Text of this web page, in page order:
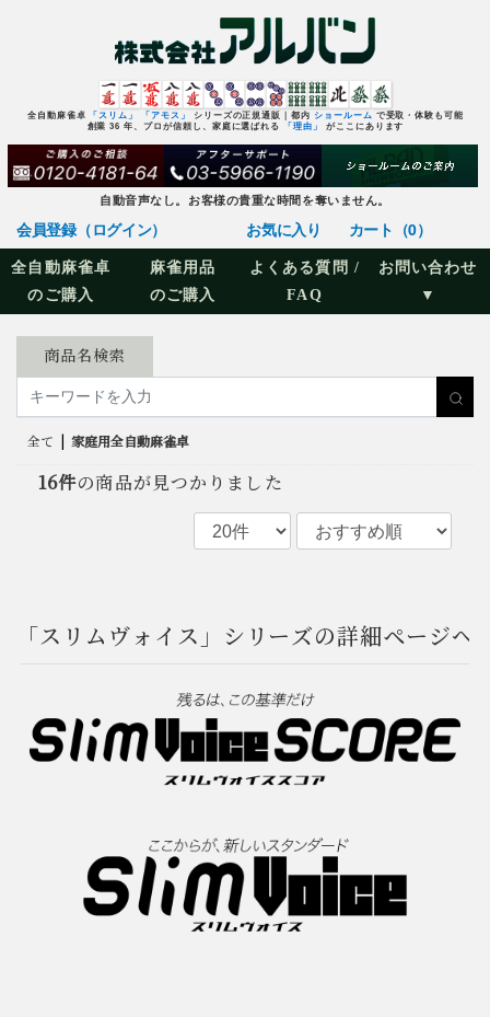
全自動麻雀卓 「スリム」 「アモス」 シリーズの正規通販｜都内 ショールーム で受取・体験も可能
創業 36 年、プロが信頼し、家庭に選ばれる 「理由」 がここにあります
自動音声なし。お客様の貴重な時間を奪いません。
会員登録（ログイン） お気に入り カート（0）
全自動麻雀卓
のご購入
麻雀用品
のご購入
よくある質問 /
FAQ
お問い合わせ
▼
商品名検索
全て | 家庭用全自動麻雀卓
16件の商品が見つかりました
「スリムヴォイス」シリーズの詳細ページへ